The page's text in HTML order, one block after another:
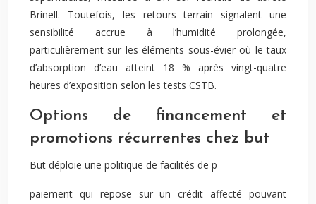
Brinell. Toutefois, les retours terrain signalent une
sensibilité accrue à l’humidité prolongée,
particulièrement sur les éléments sous-évier où le taux
d’absorption d’eau atteint 18 % après vingt-quatre
heures d’exposition selon les tests CSTB.
Options de financement et
promotions récurrentes chez but
But déploie une politique de facilités de p
paiement qui repose sur un crédit affecté pouvant